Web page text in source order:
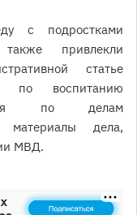
с подростками
привлекли
статье
по воспитанию
по делам
материалы дела,
МВД.